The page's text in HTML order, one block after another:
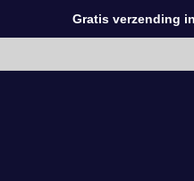
Gratis verzending in